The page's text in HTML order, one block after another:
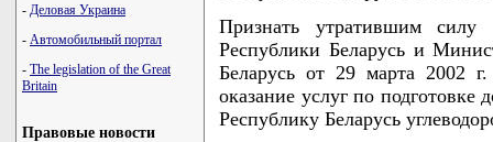
- Деловая Украина
- Автомобильный портал
- The legislation of the Great
Britain
Правовые новости
Признать утратившим силу
Республики Беларусь и
Беларусь от 29 марта 2002
оказание услуг по
Республику Беларусь